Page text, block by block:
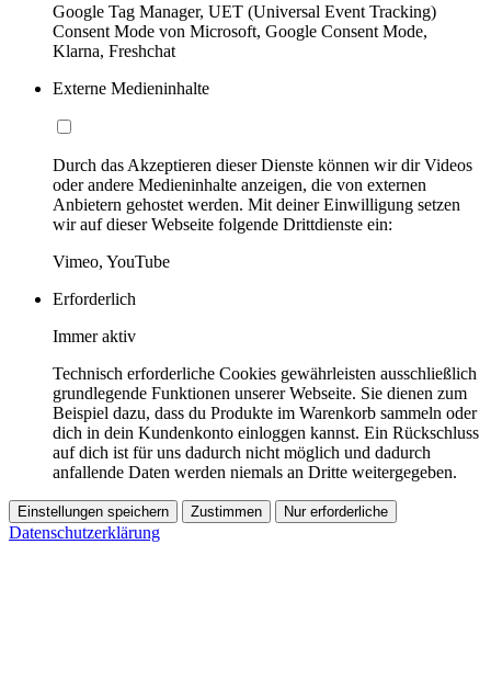
Google Tag Manager, UET (Universal Event Tracking)
Consent Mode von Microsoft, Google Consent Mode,
Klarna, Freshchat
Externe Medieninhalte
Durch das Akzeptieren dieser Dienste können wir dir Videos
oder andere Medieninhalte anzeigen, die von externen
Anbietern gehostet werden. Mit deiner Einwilligung setzen
wir auf dieser Webseite folgende Drittdienste ein:
Vimeo, YouTube
Erforderlich
Immer aktiv
Technisch erforderliche Cookies gewährleisten ausschließlich
grundlegende Funktionen unserer Webseite. Sie dienen zum
Beispiel dazu, dass du Produkte im Warenkorb sammeln oder
dich in dein Kundenkonto einloggen kannst. Ein Rückschluss
auf dich ist für uns dadurch nicht möglich und dadurch
anfallende Daten werden niemals an Dritte weitergegeben.
Einstellungen speichern Zustimmen Nur erforderliche
Datenschutzerklärung